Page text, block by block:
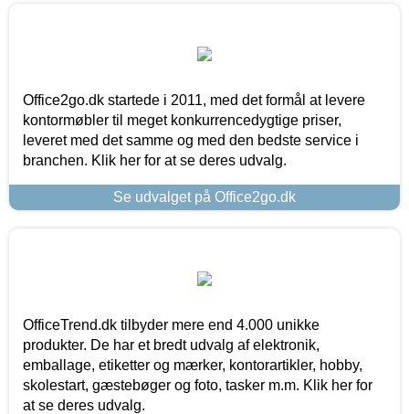
Office2go.dk startede i 2011, med det formål at levere
kontormøbler til meget konkurrencedygtige priser,
leveret med det samme og med den bedste service i
branchen. Klik her for at se deres udvalg.
Se udvalget på Office2go.dk
OfficeTrend.dk tilbyder mere end 4.000 unikke
produkter. De har et bredt udvalg af elektronik,
emballage, etiketter og mærker, kontorartikler, hobby,
skolestart, gæstebøger og foto, tasker m.m. Klik her for
at se deres udvalg.